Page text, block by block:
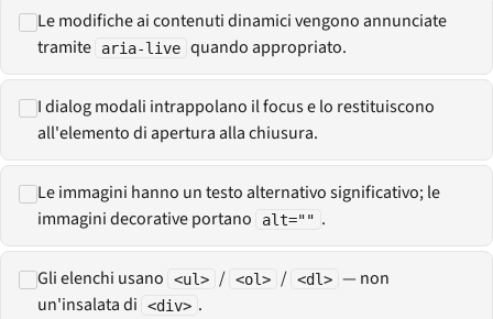
Le modifiche ai contenuti dinamici vengono annunciate
tramite
aria-live quando appropriato.
I dialog modali intrappolano il focus e lo restituiscono
all'elemento di apertura alla chiusura.
Le immagini hanno un testo alternativo significativo; le
immagini decorative portano
alt="" .
Gli elenchi usano <ul> / <ol> / <dl> — non
un'insalata di
<div> .